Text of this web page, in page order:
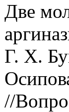
Две
Г. Х.
//